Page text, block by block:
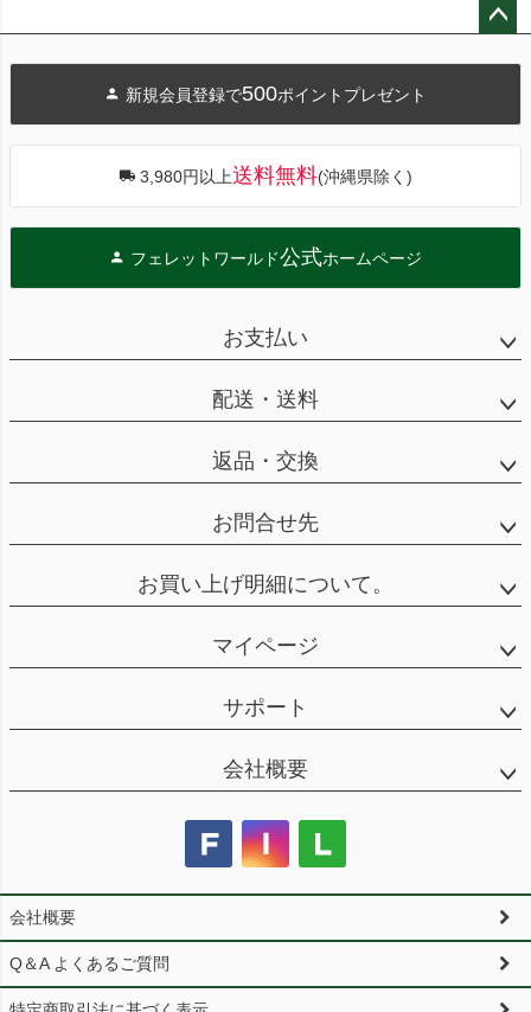
へ
新規会員登録で500ポイントプレゼント
3,980円以上送料無料(沖縄県除く)
フェレットワールド公式ホームページ
お支払い
配送・送料
返品・交換
お問合せ先
お買い上げ明細について。
マイページ
サポート
会社概要
会社概要
Q＆A よくあるご質問